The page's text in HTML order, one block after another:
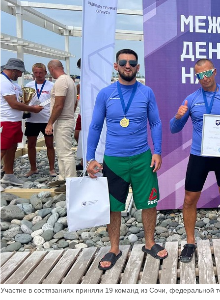
Участие в состязаниях приняли 19 команд из Сочи, федеральной